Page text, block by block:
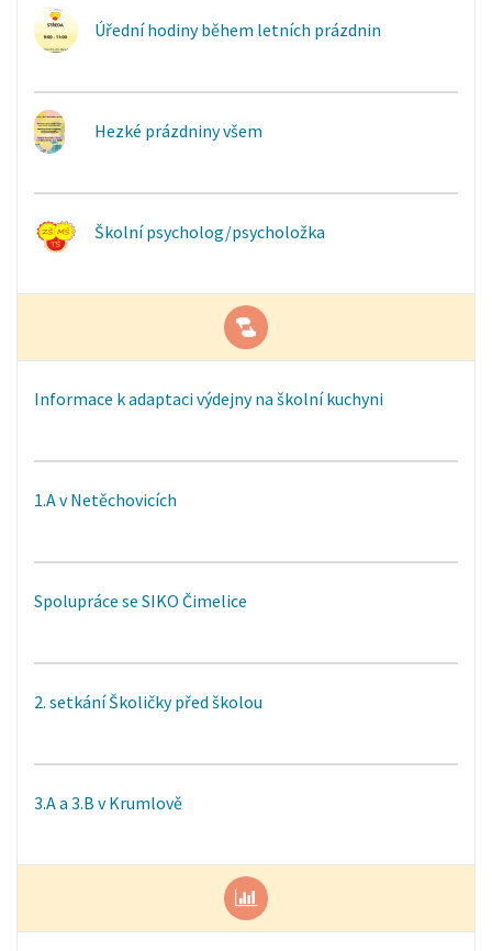
Úřední hodiny během letních prázdnin
Hezké prázdniny všem
Školní psycholog/psycholožka
Informace k adaptaci výdejny na školní kuchyni
1.A v Netěchovicích
Spolupráce se SIKO Čimelice
2. setkání Školičky před školou
3.A a 3.B v Krumlově